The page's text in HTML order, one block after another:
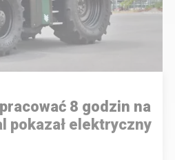
8 godzin na
pokazał elektryczny